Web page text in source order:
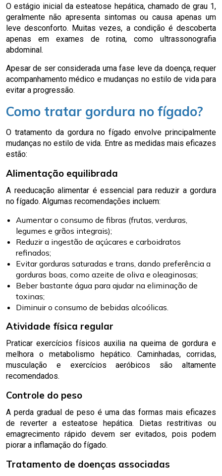
O estágio inicial da esteatose hepática, chamado de grau 1,
geralmente não apresenta sintomas ou causa apenas um
leve desconforto. Muitas vezes, a condição é descoberta
apenas em exames de rotina, como ultrassonografia
abdominal.
Apesar de ser considerada uma fase leve da doença, requer
acompanhamento médico e mudanças no estilo de vida para
evitar a progressão.
Como tratar gordura no fígado?
O tratamento da gordura no fígado envolve principalmente
mudanças no estilo de vida. Entre as medidas mais eficazes
estão:
Alimentação equilibrada
A reeducação alimentar é essencial para reduzir a gordura
no fígado. Algumas recomendações incluem:
Aumentar o consumo de fibras (frutas, verduras,
legumes e grãos integrais);
Reduzir a ingestão de açúcares e carboidratos
refinados;
Evitar gorduras saturadas e trans, dando preferência a
gorduras boas, como azeite de oliva e oleaginosas;
Beber bastante água para ajudar na eliminação de
toxinas;
Diminuir o consumo de bebidas alcoólicas.
Atividade física regular
Praticar exercícios físicos auxilia na queima de gordura e
melhora o metabolismo hepático. Caminhadas, corridas,
musculação e exercícios aeróbicos são altamente
recomendados.
Controle do peso
A perda gradual de peso é uma das formas mais eficazes
de reverter a esteatose hepática. Dietas restritivas ou
emagrecimento rápido devem ser evitados, pois podem
piorar a inflamação do fígado.
Tratamento de doenças associadas